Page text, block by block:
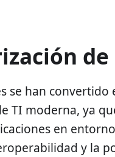
se han
TI moderna, ya
en
y la